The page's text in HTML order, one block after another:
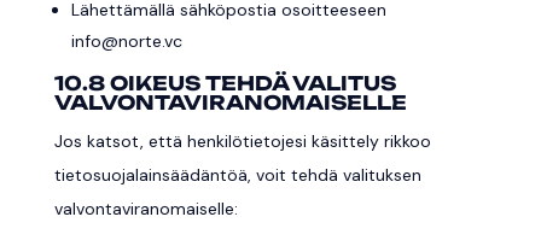
Lähettämällä sähköpostia osoitteeseen
info@norte.vc
10.8 OIKEUS TEHDÄ VALITUS
VALVONTAVIRANOMAISELLE
Jos katsot, että henkilötietojesi käsittely rikkoo
tietosuojalainsäädäntöä, voit tehdä valituksen
valvontaviranomaiselle: